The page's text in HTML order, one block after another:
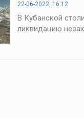
22-06-2022, 16:12
В Кубанской
ликвидацию